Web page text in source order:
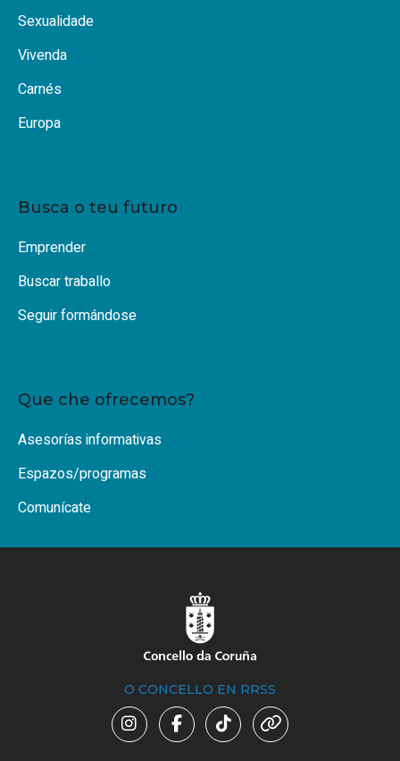
Sexualidade
Vivenda
Carnés
Europa
Busca o teu futuro
Emprender
Buscar traballo
Seguir formándose
Que che ofrecemos?
Asesorías informativas
Espazos/programas
Comunícate
O CONCELLO EN RRSS